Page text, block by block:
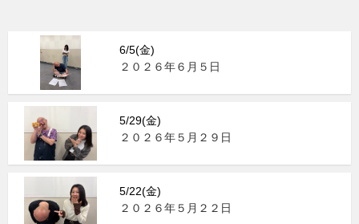
6/5(金)
２０２６年６月５日
5/29(金)
２０２６年５月２９日
5/22(金)
２０２６年５月２２日